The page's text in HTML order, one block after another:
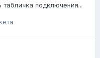
подключения...